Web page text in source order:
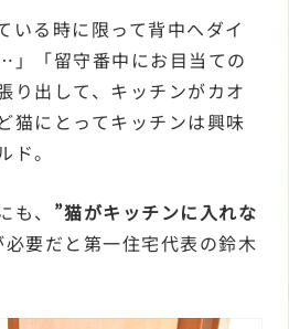
いる時に限って背中へダイ
」「留守番中にお目当ての
り出して、キッチンがカオ
猫にとってキッチンは興味
。
、 ”猫がキッチンに入れな
必要だと第一住宅代表の鈴木